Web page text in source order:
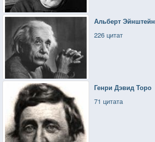
Альберт Эйнштейн
226 цитат
Генри Дэвид Торо
71 цитата